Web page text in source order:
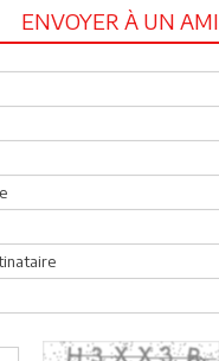
ENVOYER À UN AMI